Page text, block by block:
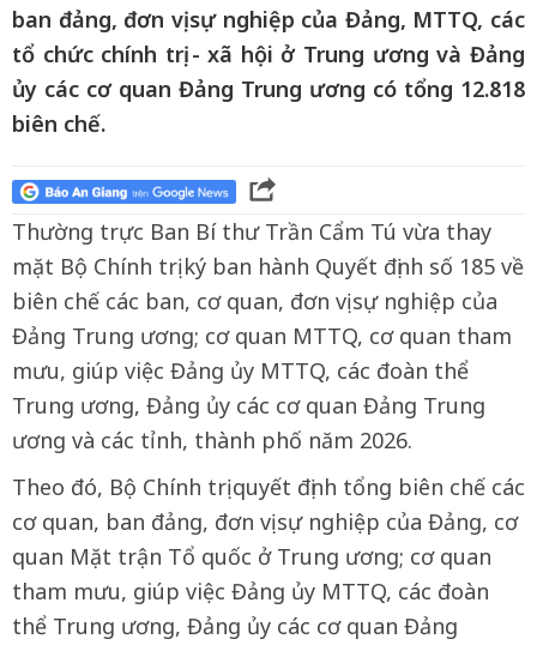
ban đảng, đơn vị sự nghiệp của Đảng, MTTQ, các
tổ chức chính trị - xã hội ở Trung ương và Đảng
ủy các cơ quan Đảng Trung ương có tổng 12.818
biên chế.
Thường trực Ban Bí thư Trần Cẩm Tú vừa thay
mặt Bộ Chính trị ký ban hành Quyết định số 185 về
biên chế các ban, cơ quan, đơn vị sự nghiệp của
Đảng Trung ương; cơ quan MTTQ, cơ quan tham
mưu, giúp việc Đảng ủy MTTQ, các đoàn thể
Trung ương, Đảng ủy các cơ quan Đảng Trung
ương và các tỉnh, thành phố năm 2026.
Theo đó, Bộ Chính trị quyết định tổng biên chế các
cơ quan, ban đảng, đơn vị sự nghiệp của Đảng, cơ
quan Mặt trận Tổ quốc ở Trung ương; cơ quan
tham mưu, giúp việc Đảng ủy MTTQ, các đoàn
thể Trung ương, Đảng ủy các cơ quan Đảng